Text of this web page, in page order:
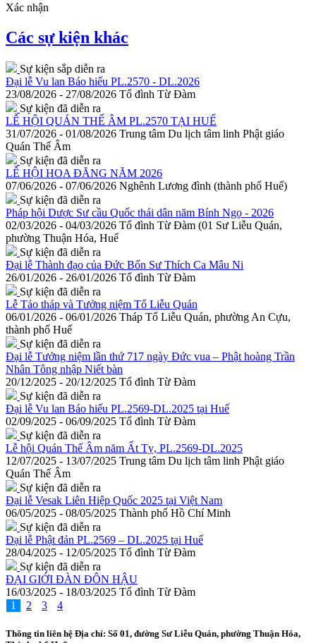
Xác nhận
Các sự kiện khác
Sự kiện sắp diễn ra
Đại lễ Vu lan Báo hiếu PL.2570 - DL.2026
23/08/2026 - 27/08/2026 Tổ đình Từ Đàm
Sự kiện đã diễn ra
LỄ HỘI QUÁN THẾ ÂM PL.2570 TẠI HUẾ
31/07/2026 - 01/08/2026 Trung tâm Du lịch tâm linh Phật giáo
Quán Thế Âm
Sự kiện đã diễn ra
LỄ HỘI HOA ĐĂNG NĂM 2026
07/06/2026 - 07/06/2026 Nghênh Lương đình (thành phố Huế)
Sự kiện đã diễn ra
Pháp hội Dược Sư cầu Quốc thái dân năm Bính Ngọ - 2026
02/03/2026 - 04/03/2026 Tổ đình Từ Đàm (01 Sư Liễu Quán,
phường Thuận Hóa, Huế
Sự kiện đã diễn ra
Đại lễ Thành đạo của Đức Bổn Sư Thích Ca Mâu Ni
26/01/2026 - 26/01/2026 Tổ đình Từ Đàm
Sự kiện đã diễn ra
Lễ Tảo tháp và Tưởng niệm Tổ Liễu Quán
06/01/2026 - 06/01/2026 Tháp Tổ Liễu Quán, phường An Cựu,
thành phố Huế
Sự kiện đã diễn ra
Đại lễ Tưởng niệm lần thứ 717 ngày Đức vua – Phật hoàng Trần
Nhân Tông nhập Niết bàn
20/12/2025 - 20/12/2025 Tổ đình Từ Đàm
Sự kiện đã diễn ra
Đại lễ Vu lan Báo hiếu PL.2569-DL.2025 tại Huế
02/09/2025 - 06/09/2025 Tổ đình Từ Đàm
Sự kiện đã diễn ra
Lễ hội Quán Thế Âm năm Ất Tỵ, PL.2569-DL.2025
12/07/2025 - 13/07/2025 Trung tâm Du lịch tâm linh Phật giáo
Quán Thế Âm
Sự kiện đã diễn ra
Đại lễ Vesak Liên Hiệp Quốc 2025 tại Việt Nam
06/05/2025 - 08/05/2025 Thành phố Hồ Chí Minh
Sự kiện đã diễn ra
Đại lễ Phật đản PL.2569 – DL.2025 tại Huế
28/04/2025 - 12/05/2025 Tổ đình Từ Đàm
Sự kiện đã diễn ra
ĐẠI GIỚI ĐÀN ĐÔN HẬU
16/03/2025 - 18/03/2025 Tổ đình Từ Đàm
1
2 3 4
Thông tin liên hệ Địa chỉ: Số 01, đường Sư Liễu Quán, phường Thuận Hóa,